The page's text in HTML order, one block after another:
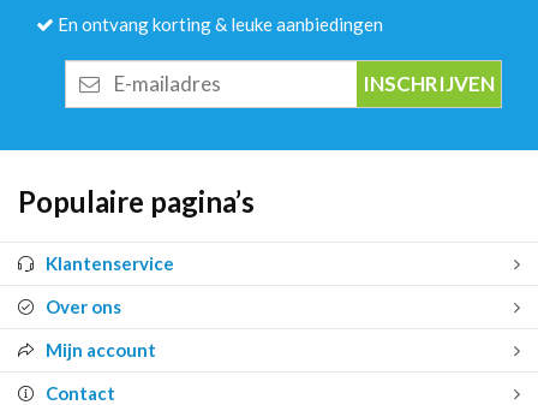
En ontvang korting & leuke aanbiedingen
mailadres
Populaire pagina’s
Klantenservice
Over ons
Mijn account
Contact